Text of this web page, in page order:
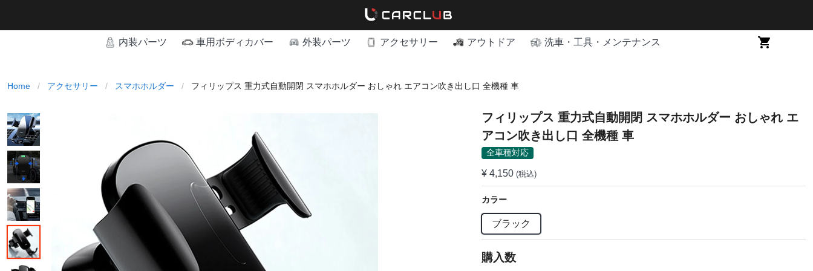
内装パーツ 車用ボディカバー 外装パーツ アクセサリー アウトドア 洗車・工具・メンテナンス
Home / アクセサリー / スマホホルダー / フィリップス 重力式自動開閉 スマホホルダー おしゃれ エアコン吹き出し口 全機種 車
フィリップス 重力式自動開閉 スマホホルダー おしゃれ エ
アコン吹き出し口 全機種 車
全車種対応
¥ 4,150 (税込)
カラー
ブラック
購入数